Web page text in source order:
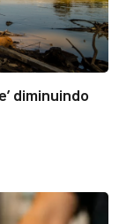
diminuindo